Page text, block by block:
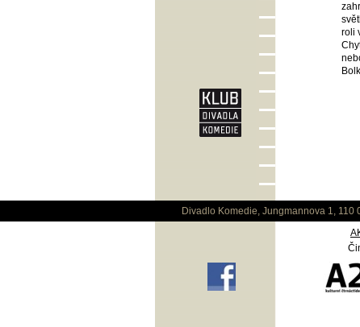
roli
Divadlo Komedie, Jungmannova 1,